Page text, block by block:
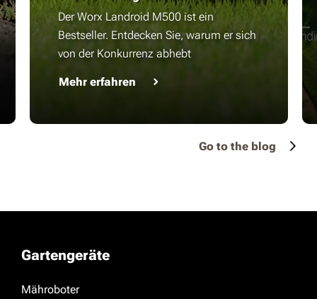
Der Worx Landroid M500 ist ein
Bestseller. Entdecken Sie, warum er sich
von der Konkurrenz abhebt
Mehr erfahren
Go to the blog
Gartengeräte
Mähroboter